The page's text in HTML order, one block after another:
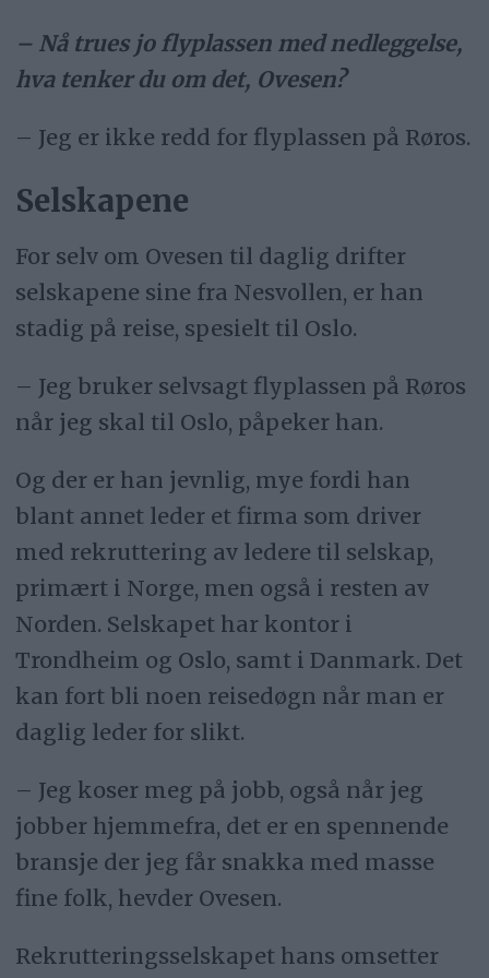
– Nå trues jo flyplassen med nedleggelse,
hva tenker du om det, Ovesen?
– Jeg er ikke redd for flyplassen på Røros.
Selskapene
For selv om Ovesen til daglig drifter
selskapene sine fra Nesvollen, er han
stadig på reise, spesielt til Oslo.
– Jeg bruker selvsagt flyplassen på Røros
når jeg skal til Oslo, påpeker han.
Og der er han jevnlig, mye fordi han
blant annet leder et firma som driver
med rekruttering av ledere til selskap,
primært i Norge, men også i resten av
Norden. Selskapet har kontor i
Trondheim og Oslo, samt i Danmark. Det
kan fort bli noen reisedøgn når man er
daglig leder for slikt.
– Jeg koser meg på jobb, også når jeg
jobber hjemmefra, det er en spennende
bransje der jeg får snakka med masse
fine folk, hevder Ovesen.
Rekrutteringsselskapet hans omsetter